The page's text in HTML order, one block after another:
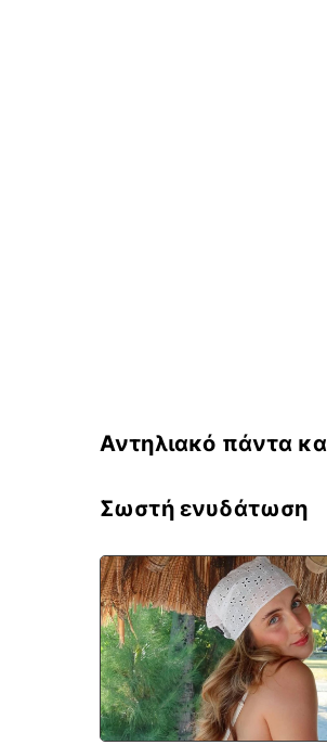
Αντηλιακό πάντα
Σωστή ενυδάτωση